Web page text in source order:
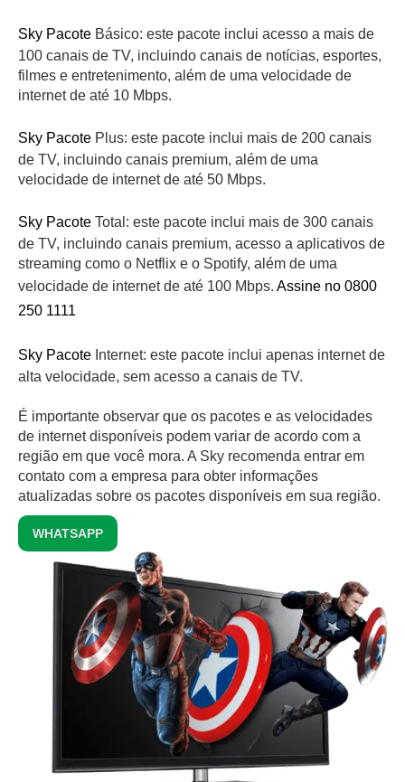
Sky Pacote Básico: este pacote inclui acesso a mais de
100 canais de TV, incluindo canais de notícias, esportes,
filmes e entretenimento, além de uma velocidade de
internet de até 10 Mbps.
Sky Pacote Plus: este pacote inclui mais de 200 canais
de TV, incluindo canais premium, além de uma
velocidade de internet de até 50 Mbps.
Sky Pacote Total: este pacote inclui mais de 300 canais
de TV, incluindo canais premium, acesso a aplicativos de
streaming como o Netflix e o Spotify, além de uma
velocidade de internet de até 100 Mbps. Assine no 0800
250 1111
Sky Pacote Internet: este pacote inclui apenas internet de
alta velocidade, sem acesso a canais de TV.
É importante observar que os pacotes e as velocidades
de internet disponíveis podem variar de acordo com a
região em que você mora. A Sky recomenda entrar em
contato com a empresa para obter informações
atualizadas sobre os pacotes disponíveis em sua região.
WHATSAPP